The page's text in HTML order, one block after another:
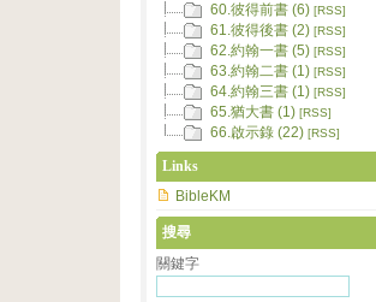
60.彼得前書 (6) [RSS]
61.彼得後書 (2) [RSS]
62.約翰一書 (5) [RSS]
63.約翰二書 (1) [RSS]
64.約翰三書 (1) [RSS]
65.猶大書 (1) [RSS]
66.啟示錄 (22) [RSS]
Links
BibleKM
搜尋
關鍵字